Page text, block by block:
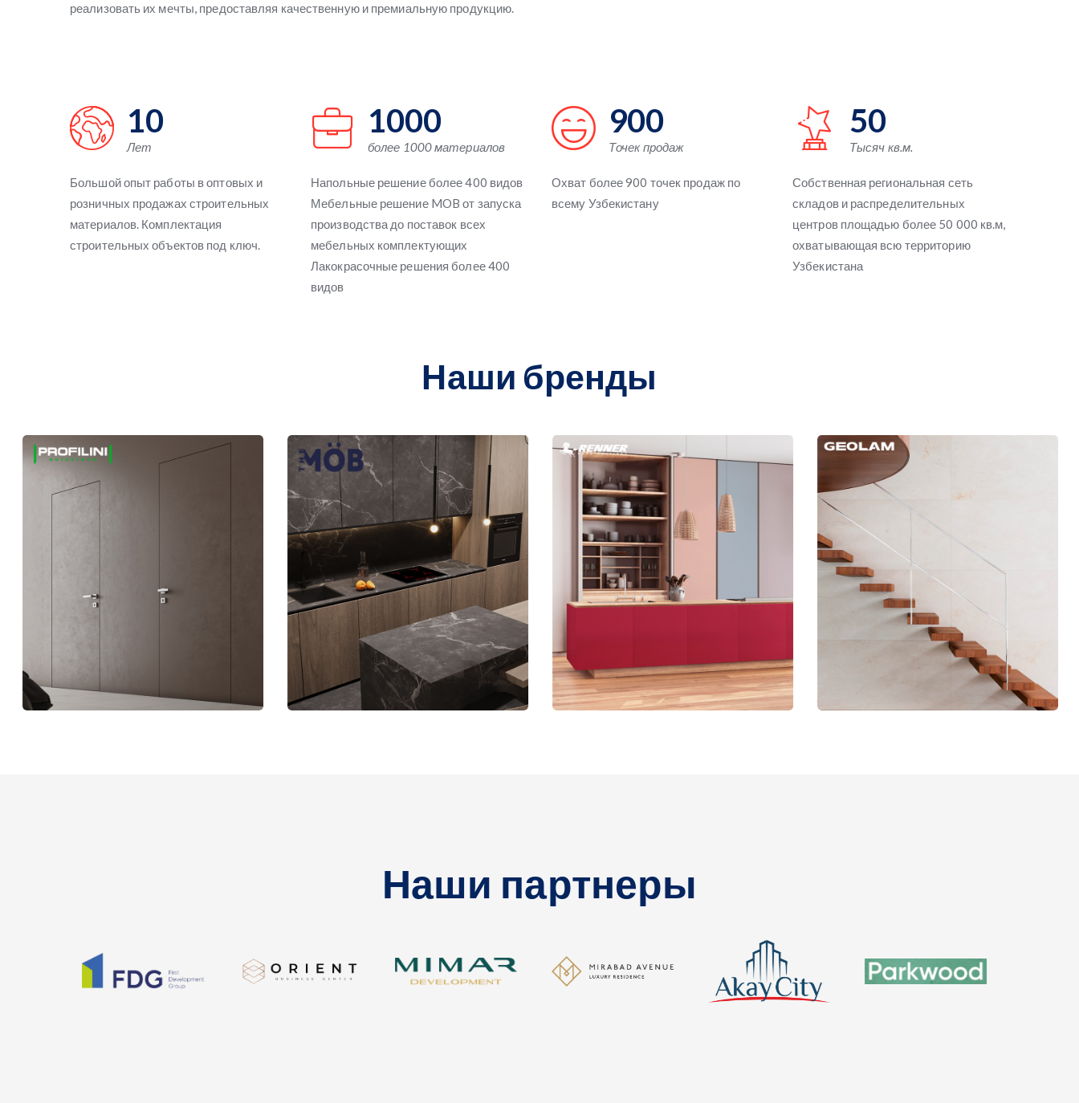
реализовать их мечты, предоставляя качественную и премиальную продукцию.
10
Лет
Большой опыт работы в оптовых и
розничных продажах строительных
материалов. Комплектация
строительных объектов под ключ.
1000
более 1000 материалов
Напольные решение более 400 видов
Мебельные решение MOB от запуска
производства до поставок всех
мебельных комплектующих
Лакокрасочные решения более 400
видов
900
Точек продаж
Охват более 900 точек продаж по
всему Узбекистану
50
Тысяч кв.м.
Собственная региональная сеть
складов и распределительных
центров площадью более 50 000 кв.м,
охватывающая всю территорию
Узбекистана
Наши бренды
Наши партнеры